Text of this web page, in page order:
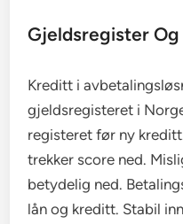
Gjeldsregister
Kreditt i
gjeldsregisteret i
registeret før ny
trekker score ned.
betydelig ned.
lån og kreditt. Stabil